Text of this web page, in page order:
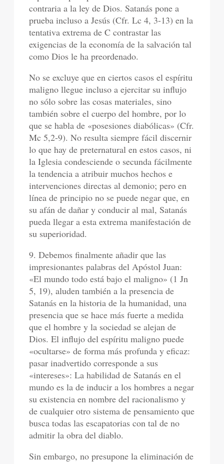
contraria a la ley de Dios. Satanás pone a
prueba incluso a Jesús (Cfr. Lc 4, 3-13) en la
tentativa extrema de C contrastar las
exigencias de la economía de la salvación tal
como Dios le ha preordenado.
No se excluye que en ciertos casos el espíritu
maligno llegue incluso a ejercitar su influjo
no sólo sobre las cosas materiales, sino
también sobre el cuerpo del hombre, por lo
que se habla de «posesiones diabólicas» (Cfr.
Mc 5,2-9). No resulta siempre fácil discernir
lo que hay de preternatural en estos casos, ni
la Iglesia condesciende o secunda fácilmente
la tendencia a atribuir muchos hechos e
intervenciones directas al demonio; pero en
línea de principio no se puede negar que, en
su afán de dañar y conducir al mal, Satanás
pueda llegar a esta extrema manifestación de
su superioridad.
9. Debemos finalmente añadir que las
impresionantes palabras del Apóstol Juan:
«El mundo todo está bajo el maligno» (1 Jn
5, 19), aluden también a la presencia de
Satanás en la historia de la humanidad, una
presencia que se hace más fuerte a medida
que el hombre y la sociedad se alejan de
Dios. El influjo del espíritu maligno puede
«ocultarse» de forma más profunda y eficaz:
pasar inadvertido corresponde a sus
«intereses»: La habilidad de Satanás en el
mundo es la de inducir a los hombres a negar
su existencia en nombre del racionalismo y
de cualquier otro sistema de pensamiento que
busca todas las escapatorias con tal de no
admitir la obra del diablo.
Sin embargo, no presupone la eliminación de